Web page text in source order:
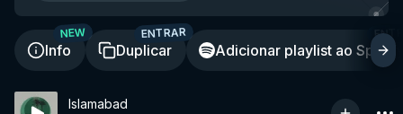
Info
NEW
Duplicar
ENTRAR
Adicionar playlist ao
Islamabad